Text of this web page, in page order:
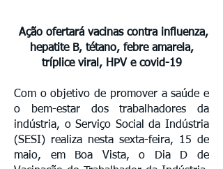
Ação ofertará vacinas contra influenza,
hepatite B, tétano, febre amarela,
tríplice viral, HPV e covid-19
Com o objetivo de promover a saúde e
o bem-estar dos trabalhadores da
indústria, o Serviço Social da Indústria
(SESI) realiza nesta sexta-feira, 15 de
maio, em Boa Vista, o Dia D de